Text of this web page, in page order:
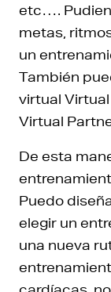
etc….
metas,
un
También
virtual
Virtual
De esta
Puedo
elegir un
una nueva